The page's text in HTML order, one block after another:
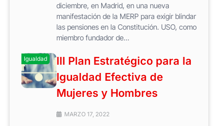
diciembre, en Madrid, en una nueva
manifestación de la MERP para exigir blindar
las pensiones en la Constitución. USO, como
miembro fundador de...
Igualdad
III Plan Estratégico para la
Igualdad Efectiva de
Mujeres y Hombres
MARZO 17, 2022